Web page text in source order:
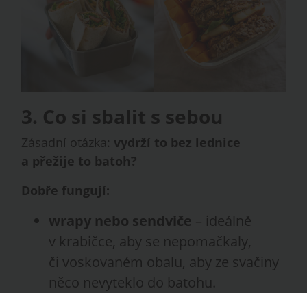
3. Co si sbalit s sebou
Zásadní otázka: vydrží to bez lednice
a přežije to batoh?
Dobře fungují:
wrapy nebo sendviče – ideálně
v krabičce, aby se nepomačkaly,
či voskovaném obalu, aby ze svačiny
něco nevyteklo do batohu.